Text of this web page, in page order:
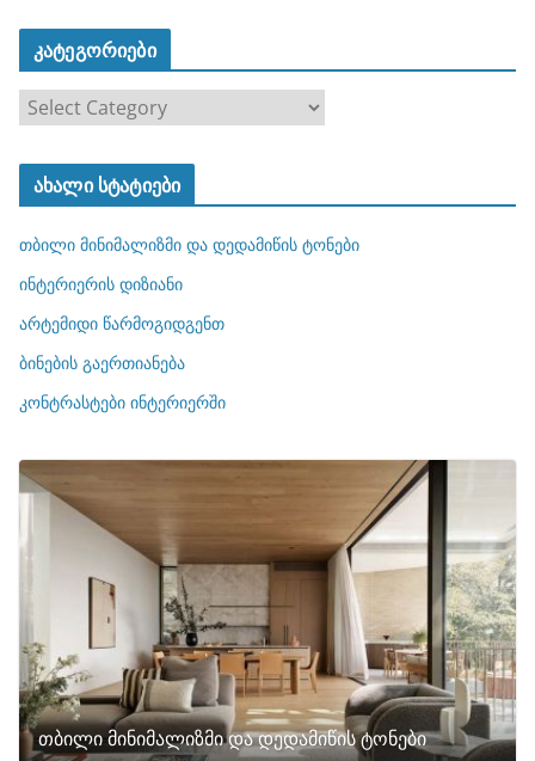
კატეგორიები
ა
ტ
ო
რ
ბ
ი
ახალი სტატიები
თბილი მინიმალიზმი და დედამიწის ტონები
ინტერიერის დიზიანი
არტემიდი წარმოგიდგენთ
ბინების გაერთიანება
კონტრასტები ინტერიერში
თბილი მინიმალიზმი და დედამიწის ტონები